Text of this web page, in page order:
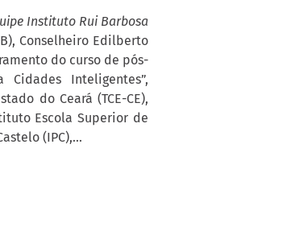
Instituto Rui Barbosa
Conselheiro Edilberto
do curso de pós-
Inteligentes”,
do Ceará (TCE-CE),
Escola Superior de
(IPC),...